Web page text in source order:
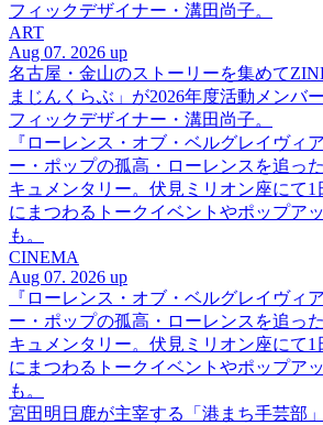
フィックデザイナー・溝田尚子。
ART
Aug 07. 2026 up
名古屋・金山のストーリーを集めて
まじんくらぶ」が2026年度活動メンバ
フィックデザイナー・溝田尚子。
『ローレンス・オブ・ベルグレイヴィ
ー・ポップの孤高・ローレンスを追っ
キュメンタリー。伏見ミリオン座にて
にまつわるトークイベントやポップア
も。
CINEMA
Aug 07. 2026 up
『ローレンス・オブ・ベルグレイヴィ
ー・ポップの孤高・ローレンスを追っ
キュメンタリー。伏見ミリオン座にて
にまつわるトークイベントやポップア
も。
宮田明日鹿が主宰する「港まち手芸部